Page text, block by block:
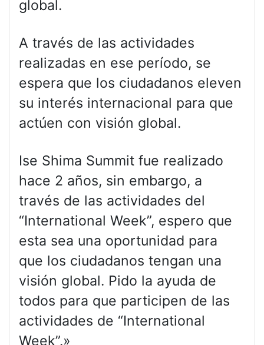
global.
A través de las actividades
realizadas en ese período, se
espera que los ciudadanos eleven
su interés internacional para que
actúen con visión global.
Ise Shima Summit fue realizado
hace 2 años, sin embargo, a
través de las actividades del
“International Week”, espero que
esta sea una oportunidad para
que los ciudadanos tengan una
visión global. Pido la ayuda de
todos para que participen de las
actividades de “International
Week”.»